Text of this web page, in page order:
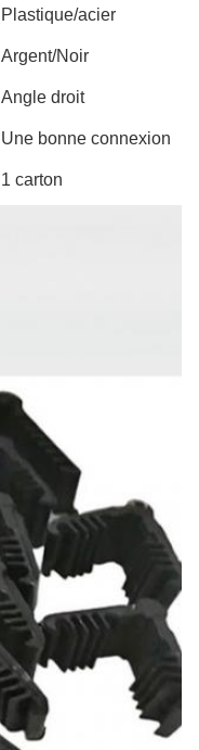
Plastique/acier
Argent/Noir
Angle droit
Une bonne connexion
1 carton